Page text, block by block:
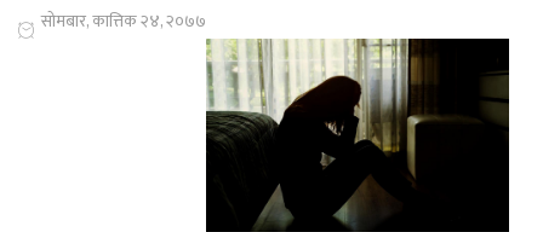
सोमबार, कात्तिक २४, २०७७